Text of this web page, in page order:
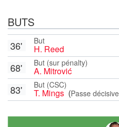
BUTS
But
H. Reed
36'
But (sur pénalty)
A. Mitrović
68'
But (CSC)
T. Mings (Passe décisive
83'